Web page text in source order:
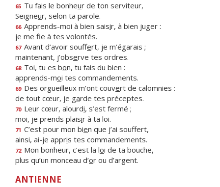
65 Tu fais le bonheur de ton serviteur,
Seigneur, selon ta parole.
66 Apprends-moi à bien saisir, à bien juger :
je me fe à tes volontés.
67 Avant d’avoir souffert, je m’égarais ;
maintenant, j’observe tes ordres.
68 Toi, tu es bon, tu fais du bien :
apprends-moi tes commandements.
69 Des orgueilleux m’ont couvert de calomnies :
de tout cœur, je garde tes préceptes.
70 Leur cœur, alourdi, s’est fermé ;
moi, je prends plaisir à ta loi.
71 C’est pour mon bien que j’ai souffert,
ainsi, ai-je appris tes commandements.
72 Mon bonheur, c’est la loi de ta bouche,
plus qu’un monceau d’or ou d’argent.
ANTIENNE